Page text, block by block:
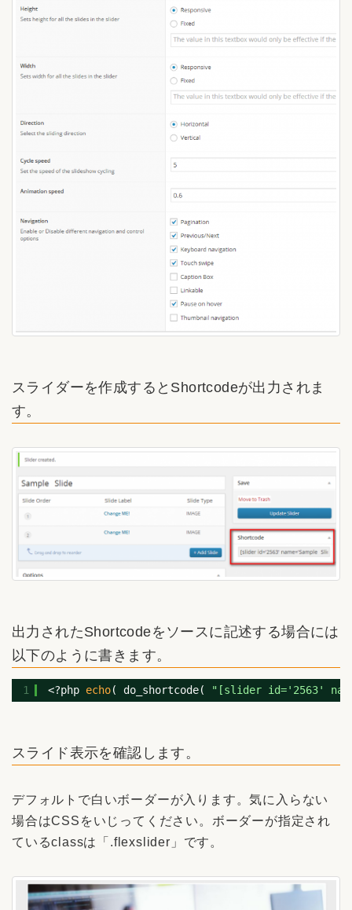
スライダーを作成するとShortcodeが出力されま
す。
出力されたShortcodeをソースに記述する場合には
以下のように書きます。
1 <?php echo( do_shortcode( "[slider id='2563'
スライド表示を確認します。
デフォルトで白いボーダーが入ります。気に入らない
場合はCSSをいじってください。ボーダーが指定され
ているclassは「.flexslider」です。